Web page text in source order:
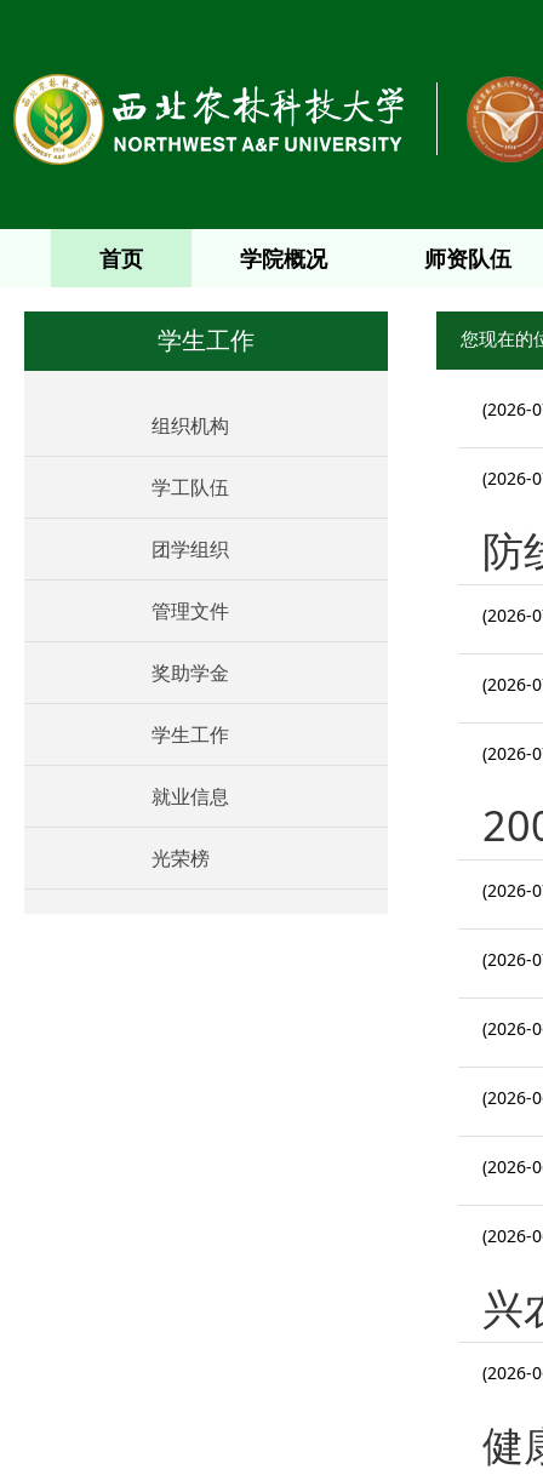
首页 学院概况 师资队伍
学生工作
组织机构
学工队伍
团学组织
管理文件
奖助学金
学生工作
就业信息
光荣榜
您现在的
(2026-
(2026-
防
(2026-
(2026-
(2026-
(2026-
(2026-
(2026-
(2026-
(2026-
(2026-
兴
(2026-
健